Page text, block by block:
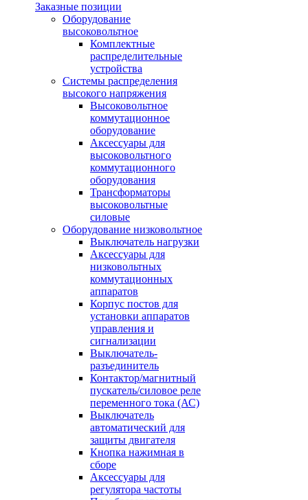
Заказные позиции
Оборудование
высоковольтное
Комплектные
распределительные
устройства
Системы распределения
высокого напряжения
Высоковольтное
коммутационное
оборудование
Аксессуары для
высоковольтного
коммутационного
оборудования
Трансформаторы
высоковольтные
силовые
Оборудование низковольтное
Выключатель нагрузки
Аксессуары для
низковольтных
коммутационных
аппаратов
Корпус постов для
установки аппаратов
управления и
сигнализации
Выключатель-
разъединитель
Контактор/магнитный
пускатель/силовое реле
переменного тока (АС)
Выключатель
автоматический для
защиты двигателя
Кнопка нажимная в
сборе
Аксессуары для
регулятора частоты